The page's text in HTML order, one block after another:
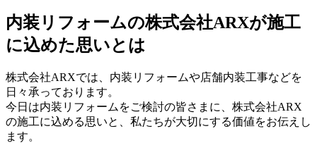
内装リフォームの株式会社ARXが施工
に込めた思いとは
株式会社ARXでは、内装リフォームや店舗内装工事などを
日々承っております。
今日は内装リフォームをご検討の皆さまに、株式会社ARX
の施工に込める思いと、私たちが大切にする価値をお伝えし
ます。